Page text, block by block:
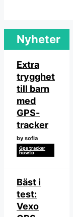
Nyheter
Extra
trygghet
till barn
med
GPS-
tracker
by sofia
Gps tracker
howto
Bäst i
test:
Vexo